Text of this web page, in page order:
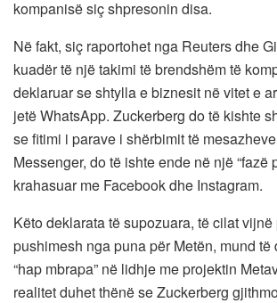
kompanisë siç shpresonin disa.
Në fakt, siç raportohet nga Reuters dhe
kuadër të një takimi të brendshëm të
deklaruar se shtylla e biznesit në vitet e
jetë WhatsApp. Zuckerberg do të kishte
se fitimi i parave i shërbimit të
Messenger, do të ishte ende në një “fazë
krahasuar me Facebook dhe Instagram.
Këto deklarata të supozuara, të cilat
pushimesh nga puna për Metën, mund
“hap mbrapa” në lidhje me projektin
realitet duhet thënë se Zuckerberg